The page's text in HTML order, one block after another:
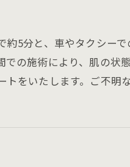
約5分と、車やタクシー
での施術により、肌の状
トをいたします。ご不